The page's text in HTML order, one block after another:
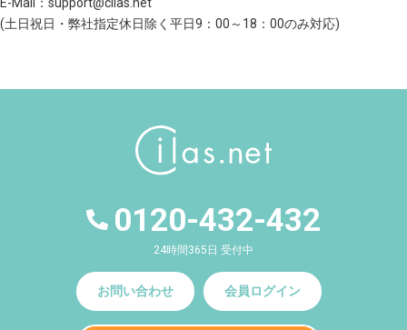
(土日祝日・弊社指定休日除く平日9：00～18：00のみ対応)
0120-432-432
24時間365日 受付中
お問い合わせ 会員ログイン